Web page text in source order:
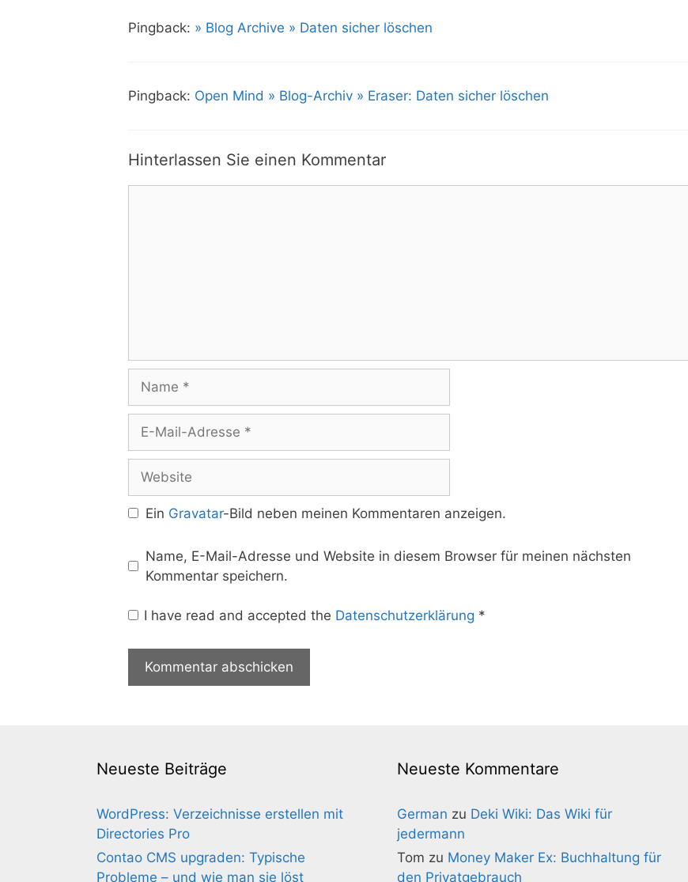
Pingback: » Blog Archive » Daten sicher löschen
Pingback: Open Mind » Blog-Archiv » Eraser: Daten sicher löschen
Hinterlassen Sie einen Kommentar
Name
Adresse
Website
Ein Gravatar-Bild neben meinen Kommentaren anzeigen.
Name, E-Mail-Adresse und Website in diesem Browser für meinen nächsten
Kommentar speichern.
I have read and accepted the Datenschutzerklärung *
Neueste Beiträge
WordPress: Verzeichnisse erstellen mit
Directories Pro
Contao CMS upgraden: Typische
Probleme – und wie man sie löst
Neueste Kommentare
German zu Deki Wiki: Das Wiki für
jedermann
Tom zu Money Maker Ex: Buchhaltung für
den Privatgebrauch